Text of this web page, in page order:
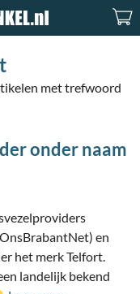
met trefwoord
onder naam
en
het merk Telfort.
landelijk bekend